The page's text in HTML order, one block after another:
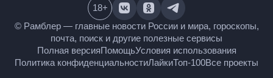
© Рамблер — главные новости России и мира,
гороскопы, почта, поиск и другие полезные сервисы
Полная версияПомощьУсловия использования
18+